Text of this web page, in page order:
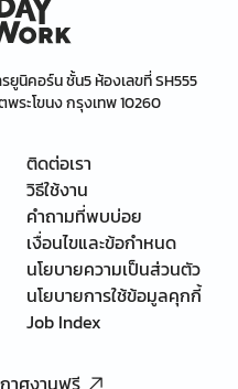
ยูนิคอร์น ชั้น5 ห้องเลขที่ SH555
ระโขนง กรุงเทพ 10260
ติดต่อเรา
วิธีใช้งาน
คำถามที่พบบ่อย
เงื่อนไขและข้อกำหนด
นโยบายความเป็นส่วนตัว
นโยบายการใช้ข้อมูลคุกกี้
Job Index
กาศงานฟรี